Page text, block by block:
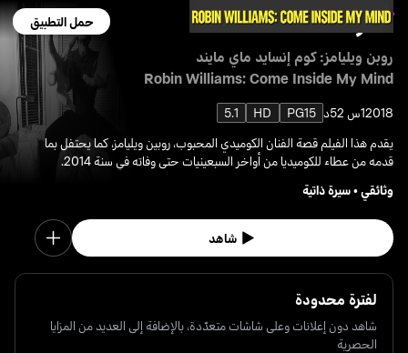
حمل التطبيق
روبن ويليامز: كوم إنسايد ماي مايند
Robin Williams: Come Inside My Mind
20181س 52د PG15
HD
5.1
يقدم هذا الفيلم قصة الفنان الكوميدي المحبوب، روبين ويليامز، كما يحتفل بما
قدمه من عطاء للكوميديا من أواخر السبعينيات حتى وفاته في سنة 2014.
وثائقي•سيرة ذاتية
شاهد
لفترة محدودة
شاهد دون إعلانات وعلى شاشات متعدّدة، بالإضافة إلى العديد من المزايا
الحصرية